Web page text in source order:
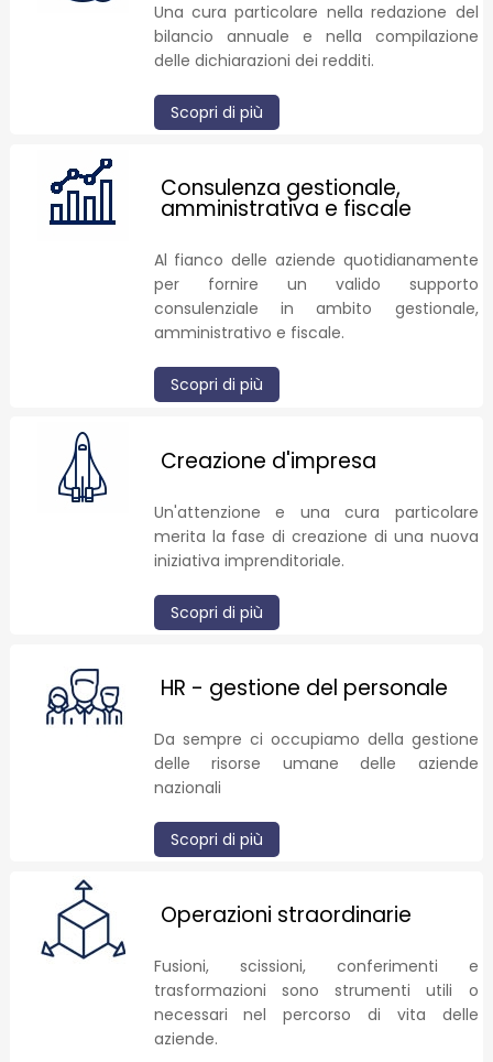
Una cura particolare nella redazione del
bilancio annuale e nella compilazione
delle dichiarazioni dei redditi.
Scopri di più
Consulenza gestionale,
amministrativa e fiscale
Al fianco delle aziende quotidianamente
per fornire un valido supporto
consulenziale in ambito gestionale,
amministrativo e fiscale.
Scopri di più
Creazione d'impresa
Un'attenzione e una cura particolare
merita la fase di creazione di una nuova
iniziativa imprenditoriale.
Scopri di più
HR - gestione del personale
Da sempre ci occupiamo della gestione
delle risorse umane delle aziende
nazionali
Scopri di più
Operazioni straordinarie
Fusioni, scissioni, conferimenti e
trasformazioni sono strumenti utili o
necessari nel percorso di vita delle
aziende.